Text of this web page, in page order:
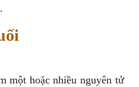
một hoặc nhiều nguyên tử